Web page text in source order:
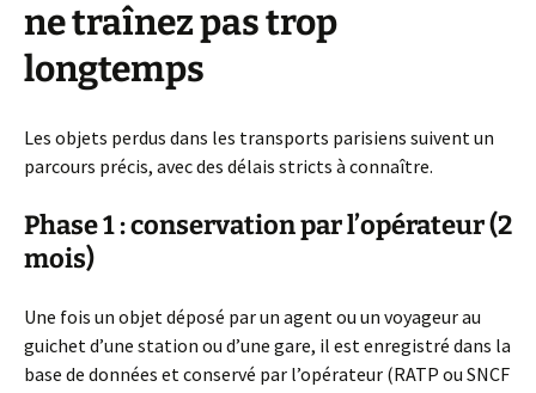
ne traînez pas trop
longtemps
Les objets perdus dans les transports parisiens suivent un
parcours précis, avec des délais stricts à connaître.
Phase 1 : conservation par l’opérateur (2
mois)
Une fois un objet déposé par un agent ou un voyageur au
guichet d’une station ou d’une gare, il est enregistré dans la
base de données et conservé par l’opérateur (RATP ou SNCF